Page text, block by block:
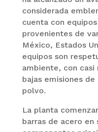
considerada
cuenta con
provenientes de
México, Estados
equipos son
ambiente, con casi
bajas emisiones
polvo.
La planta
barras de acero